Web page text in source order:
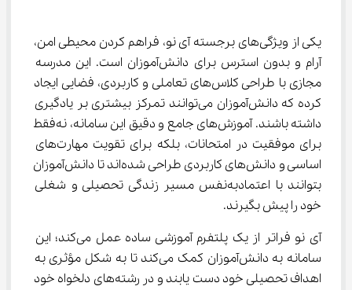
یکی از ویژگی‌های برجسته آی نو، فراهم کردن محیطی امن،
آرام و بدون استرس برای دانش‌آموزان است. این مدرسه
مجازی با طراحی کلاس‌های تعاملی و کاربردی، فضایی ایجاد
کرده که دانش‌آموزان می‌توانند تمرکز بیشتری بر یادگیری
داشته باشند. آموزش‌های جامع و دقیق این سامانه، نه‌فقط
برای موفقیت در امتحانات، بلکه برای تقویت مهارت‌های
اساسی و دانش‌های کاربردی طراحی شده‌اند تا دانش‌آموزان
بتوانند با اعتمادبه‌نفس مسیر زندگی تحصیلی و شغلی
خود را پیش بگیرند.
آی نو فراتر از یک پلتفرم آموزشی ساده عمل می‌کند؛ این
سامانه به دانش‌آموزان کمک می‌کند تا به شکل مؤثری به
اهداف تحصیلی خود دست یابند و در رشته‌های دلخواه خود